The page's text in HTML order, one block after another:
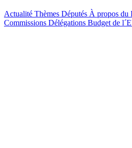
Actualité Thèmes Députés À propos du
Commissions Délégations Budget de